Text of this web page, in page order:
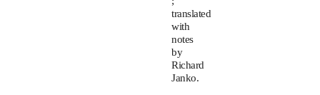
translated
with
notes
by
Richard
Janko.